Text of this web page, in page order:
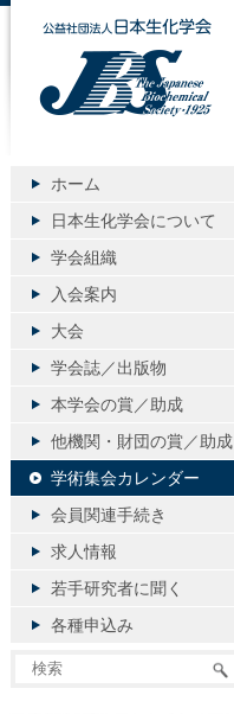
ホーム
日本生化学会について
学会組織
入会案内
大会
学会誌／出版物
本学会の賞／助成
他機関・財団の賞／助成
学術集会カレンダー
会員関連手続き
求人情報
若手研究者に聞く
各種申込み